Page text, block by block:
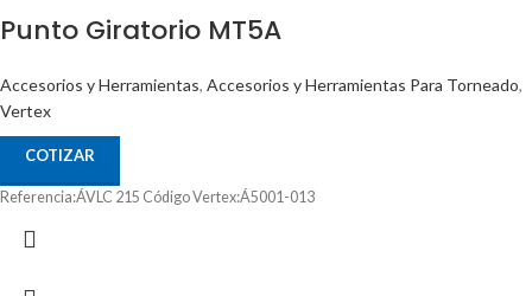
Punto Giratorio MT5A
Accesorios y Herramientas, Accesorios y Herramientas Para Torneado,
Vertex
COTIZAR
Referencia:ÁVLC 215 Código Vertex:Á5001-013